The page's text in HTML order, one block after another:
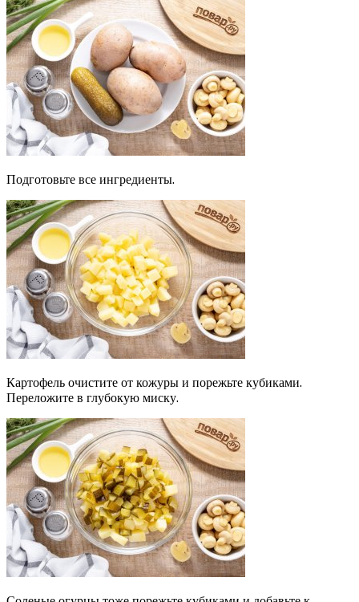
Подготовьте все ингредиенты.
Картофель очистите от кожуры и порежьте кубиками.
Переложите в глубокую миску.